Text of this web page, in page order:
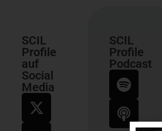
SCIL
Profile
auf
Social
Media
SCIL
Profile
Podcast